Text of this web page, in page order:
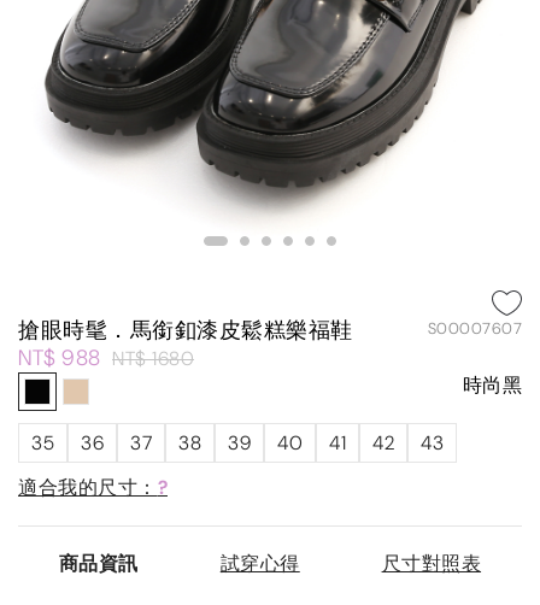
搶眼時髦．馬銜釦漆皮鬆糕樂福鞋 S00007607
NT$ 988 NT$ 1680
時尚黑
35 36 37 38 39 40 41 42
43
適合我的尺寸： ?
商品資訊 試穿心得 尺寸對照表